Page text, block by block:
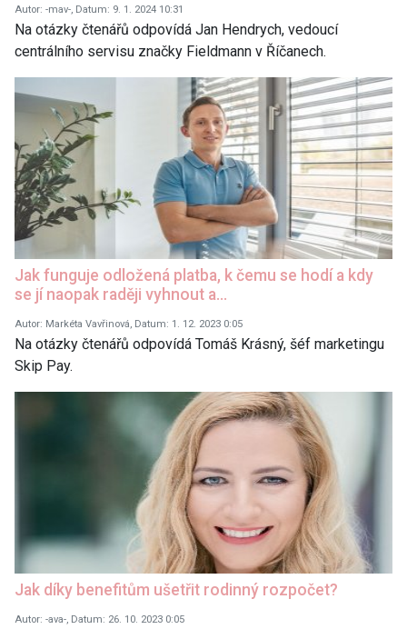
Autor: -mav-, Datum: 9. 1. 2024 10:31
Na otázky čtenářů odpovídá Jan Hendrych, vedoucí
centrálního servisu značky Fieldmann v Říčanech.
Jak funguje odložená platba, k čemu se hodí a kdy
se jí naopak raději vyhnout a…
Autor: Markéta Vavřinová, Datum: 1. 12. 2023 0:05
Na otázky čtenářů odpovídá Tomáš Krásný, šéf marketingu
Skip Pay.
Jak díky benefitům ušetřit rodinný rozpočet?
Autor: -ava-, Datum: 26. 10. 2023 0:05